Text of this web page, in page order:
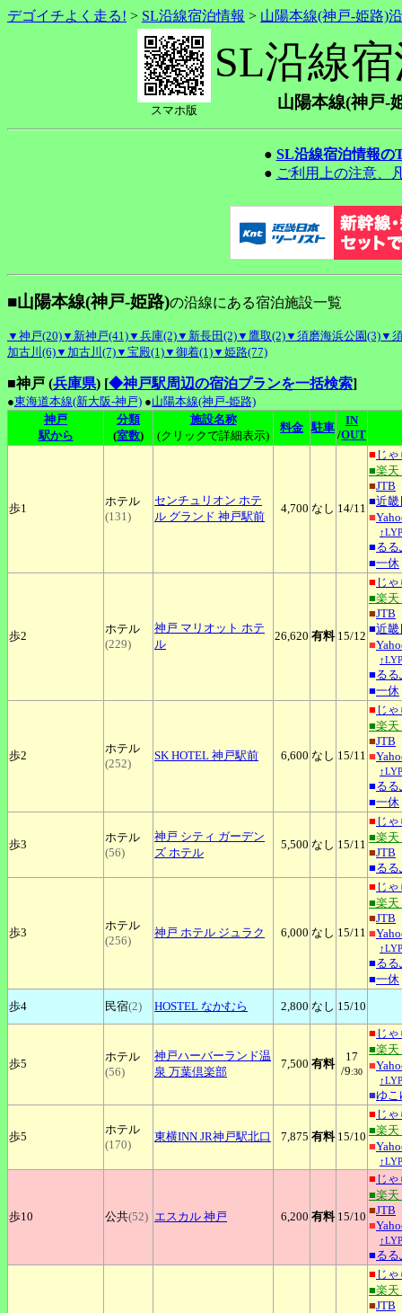
デゴイチよく走る! > SL沿線宿泊情報 > 山陽本線(神戸-姫路)
スマホ版
SL沿線
山陽本線(神戸-
● SL沿線宿泊情報の
● ご利用上の注意、
■山陽本線(神戸-姫路)の沿線にある宿泊施設一覧
▼神戸(20)▼新神戸(41)▼兵庫(2)▼新長田(2)▼鷹取(2)▼須磨海浜公園(3)▼
加古川(6)▼加古川(7)▼宝殿(1)▼御着(1)▼姫路(77)
■神戸 (兵庫県) [◆神戸駅周辺の宿泊プランを一括検索]
●東海道本線(新大阪-神戸) ●山陽本線(神戸-姫路)
神戸
駅から
分類
(室数)
施設名称
(クリックで詳細表示)
料金 駐車
IN
/OUT
歩1
ホテル
(131)
センチュリオン ホテ
ル グランド 神戸駅前
4,700 なし 14/11
■ じ
■楽天
■JTB
■近畿
■
■る
■一休
歩2
ホテル
(229)
神戸 マリオット ホテ
ル
26,620 有料 15/12
■ じ
■楽天
■JTB
■近畿
■
■る
■一休
歩2
ホテル
(252)
SK HOTEL 神戸駅前 6,600 なし 15/11
■ じ
■楽天
■JTB
■
■る
■一休
歩3
ホテル
(56)
神戸 シティ ガーデン
ズ ホテル
5,500 なし 15/11
■ じ
■楽天
■JTB
■る
歩3
ホテル
(256)
神戸 ホテル ジュラク 6,000 なし 15/11
■ じ
■楽天
■JTB
■
■る
■一休
歩4
民宿(2) HOSTEL なかむら 2,800 なし 15/10
歩5
ホテル
(56)
神戸ハーバーランド温
泉 万葉倶楽部
7,500 有料
17
/9:30
■ じ
■楽天
■
■ゆこ
歩5
ホテル
(170)
東横INN JR神戸駅北口 7,875 有料 15/10
■ じ
■楽天
■
歩10 公共(52) エスカル 神戸 6,200 有料 15/10
■ じ
■楽天
■JTB
■
■る
■ じ
■楽天
■JTB